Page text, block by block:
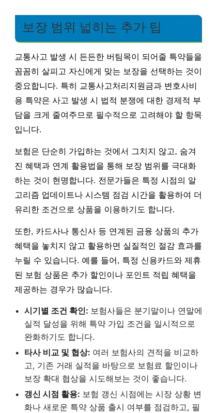
보장 범위 넓히는 추가 팁
교통사고 발생 시 든든한 버팀목이 되어줄 특약들을
꼼꼼히 살피고 자신에게 맞는 보장을 선택하는 것이
중요합니다. 특히 교통사고처리지원금과 변호사비
용 특약은 사고 발생 시 법적 분쟁에 대한 경제적 부
담을 크게 줄여주므로 필수적으로 고려해야 할 항목
입니다.
보험은 단순히 가입하는 것에서 그치지 않고, 숨겨
진 혜택과 연계 활용법을 통해 보장 범위를 극대화
하는 것이 현명합니다. 전문가들은 특정 시점의 알
고리즘 업데이트나 시스템 점검 시간을 활용하여 더
유리한 조건으로 상품을 이용하기도 합니다.
또한, 카드사나 통신사 등 연계된 금융 상품의 추가
혜택을 놓치지 않고 활용하면 실질적인 절감 효과를
누릴 수 있습니다. 예를 들어, 특정 신용카드와 제휴
된 보험 상품은 추가 할인이나 포인트 적립 혜택을
제공하는 경우가 많습니다.
시기별 조건 확인: 보험사들은 분기말이나 연말에
실적 달성을 위해 특약 가입 조건을 일시적으로
완화하기도 합니다.
타사 비교 및 협상: 여러 보험사의 견적을 비교하
고, 기존 거래 실적을 바탕으로 보험료 할인이나
보장 확대 협상을 시도해보는 것이 좋습니다.
갱신 시점 활용: 보험 갱신 시점에는 시장 상황 변
화나 새로운 특약 상품 출시 여부를 점검하고, 필